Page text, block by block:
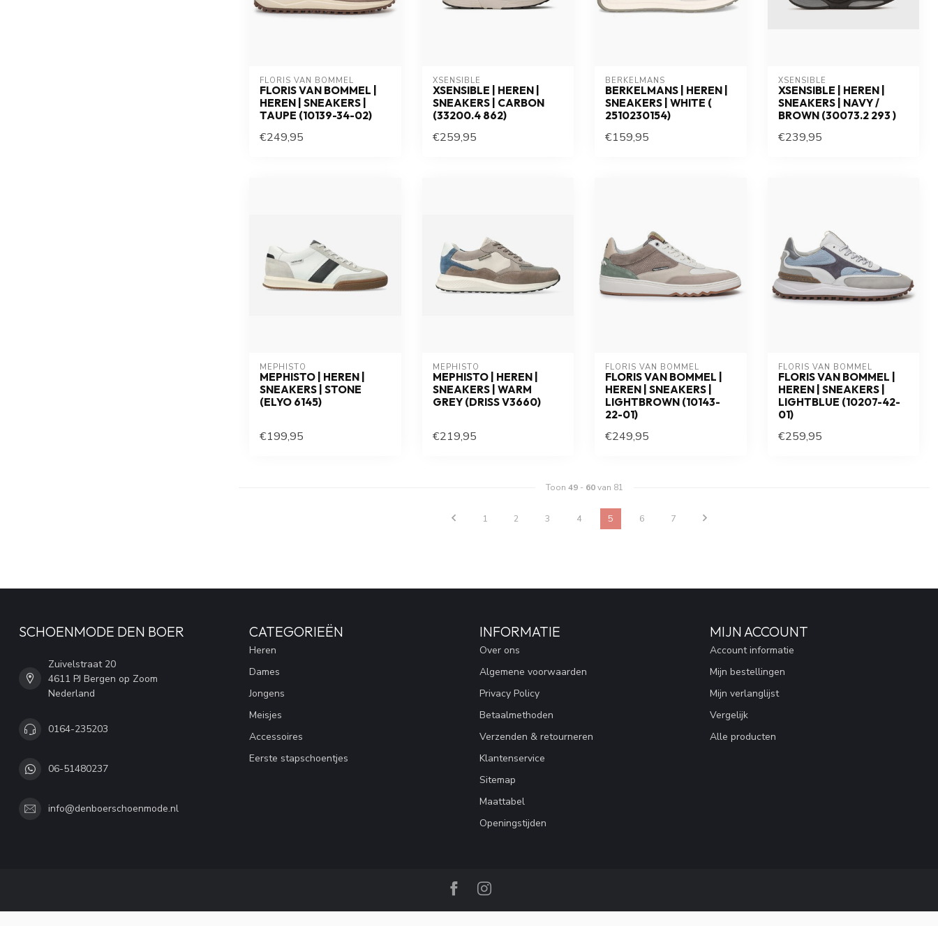
FLORIS VAN BOMMEL
FLORIS VAN BOMMEL |
HEREN | SNEAKERS |
TAUPE (10139-34-02)
€249,95
XSENSIBLE
XSENSIBLE | HEREN |
SNEAKERS | CARBON
(33200.4 862)
€259,95
BERKELMANS
BERKELMANS | HEREN |
SNEAKERS | WHITE (
2510230154)
€159,95
XSENSIBLE
XSENSIBLE | HEREN |
SNEAKERS | NAVY /
BROWN (30073.2 293 )
€239,95
MEPHISTO
MEPHISTO | HEREN |
SNEAKERS | STONE
(ELYO 6145)
€199,95
MEPHISTO
MEPHISTO | HEREN |
SNEAKERS | WARM
GREY (DRISS V3660)
€219,95
FLORIS VAN BOMMEL
FLORIS VAN BOMMEL |
HEREN | SNEAKERS |
LIGHTBROWN (10143-
22-01)
€249,95
FLORIS VAN BOMMEL
FLORIS VAN BOMMEL |
HEREN | SNEAKERS |
LIGHTBLUE (10207-42-
01)
€259,95
Toon 49- 60van 81
1 2 3 4 5 6 7
SCHOENMODE DEN BOER
Zuivelstraat 20
4611 PJ Bergen op Zoom
Nederland
0164-235203
06-51480237
info@denboerschoenmode.nl
CATEGORIEËN
Heren
Dames
Jongens
Meisjes
Accessoires
Eerste stapschoentjes
INFORMATIE
Over ons
Algemene voorwaarden
Privacy Policy
Betaalmethoden
Verzenden & retourneren
Klantenservice
Sitemap
Maattabel
Openingstijden
MIJN ACCOUNT
Account informatie
Mijn bestellingen
Mijn verlanglijst
Vergelijk
Alle producten